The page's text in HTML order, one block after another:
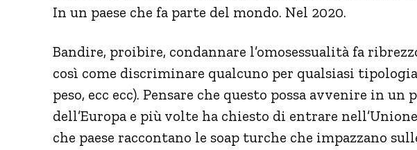
In un paese che fa parte del mondo. Nel 2020.
Bandire, proibire, condannare l’omosessualità fa
così come discriminare qualcuno per qualsiasi
peso, ecc ecc). Pensare che questo possa avvenire in un
dell’Europa e più volte ha chiesto di entrare
che paese raccontano le soap turche che impazzano